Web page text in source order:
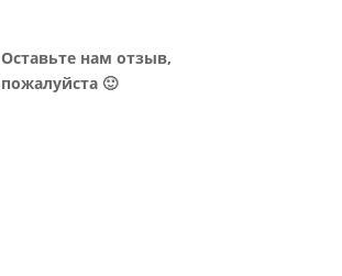
Оставьте нам отзыв,
пожалуйста 🙂